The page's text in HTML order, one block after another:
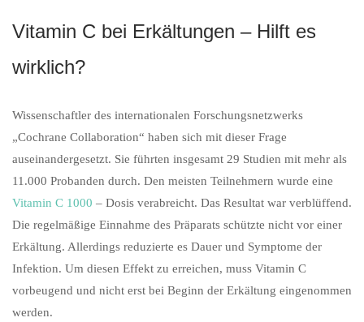
Vitamin C bei Erkältungen – Hilft es
wirklich?
Wissenschaftler des internationalen Forschungsnetzwerks
„Cochrane Collaboration“ haben sich mit dieser Frage
auseinandergesetzt. Sie führten insgesamt 29 Studien mit mehr als
11.000 Probanden durch. Den meisten Teilnehmern wurde eine
Vitamin C 1000 – Dosis verabreicht. Das Resultat war verblüffend.
Die regelmäßige Einnahme des Präparats schützte nicht vor einer
Erkältung. Allerdings reduzierte es Dauer und Symptome der
Infektion. Um diesen Effekt zu erreichen, muss Vitamin C
vorbeugend und nicht erst bei Beginn der Erkältung eingenommen
werden.